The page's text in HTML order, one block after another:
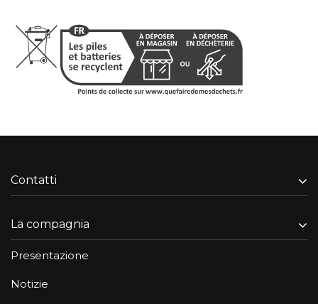
Contatti
La compagnia
Presentazione
Notizie